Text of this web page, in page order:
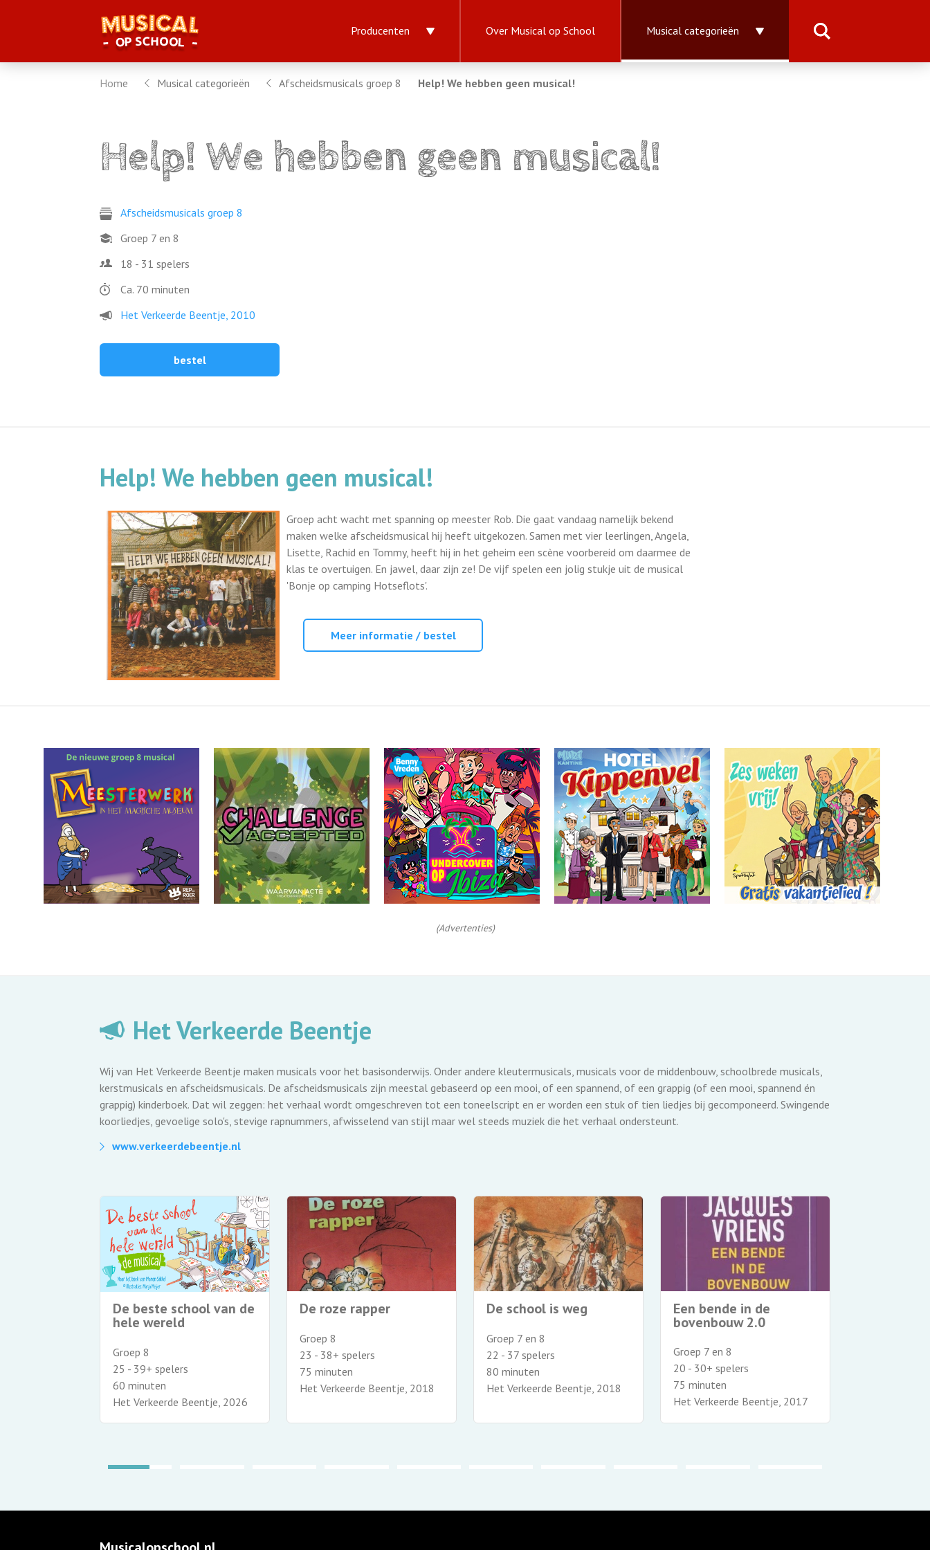
Producenten Over Musical op School Musical categorieën
Home Musical categorieën Afscheidsmusicals groep 8 Help! We hebben geen musical!
Help! We hebben geen musical!
Afscheidsmusicals groep 8
Groep 7 en 8
18 - 31 spelers
Ca. 70 minuten
Het Verkeerde Beentje, 2010
bestel
Help! We hebben geen musical!
Groep acht wacht met spanning op meester Rob. Die gaat vandaag namelijk bekend
maken welke afscheidsmusical hij heeft uitgekozen. Samen met vier leerlingen, Angela,
Lisette, Rachid en Tommy, heeft hij in het geheim een scène voorbereid om daarmee de
klas te overtuigen. En jawel, daar zijn ze! De vijf spelen een jolig stukje uit de musical
'Bonje op camping Hotseflots'.
Meer informatie / bestel
(Advertenties)
Het Verkeerde Beentje
Wij van Het Verkeerde Beentje maken musicals voor het basisonderwijs. Onder andere kleutermusicals, musicals voor de middenbouw, schoolbrede musicals,
kerstmusicals en afscheidsmusicals. De afscheidsmusicals zijn meestal gebaseerd op een mooi, of een spannend, of een grappig (of een mooi, spannend én
grappig) kinderboek. Dat wil zeggen: het verhaal wordt omgeschreven tot een toneelscript en er worden een stuk of tien liedjes bij gecomponeerd. Swingende
koorliedjes, gevoelige solo's, stevige rapnummers, afwisselend van stijl maar wel steeds muziek die het verhaal ondersteunt.
www.verkeerdebeentje.nl
De beste school van de
hele wereld
Groep 8
25 - 39+ spelers
60 minuten
Het Verkeerde Beentje, 2026
De roze rapper
Groep 8
23 - 38+ spelers
75 minuten
Het Verkeerde Beentje, 2018
De school is weg
Groep 7 en 8
22 - 37 spelers
80 minuten
Het Verkeerde Beentje, 2018
Een bende in de
bovenbouw 2.0
Groep 7 en 8
20 - 30+ spelers
75 minuten
Het Verkeerde Beentje, 2017